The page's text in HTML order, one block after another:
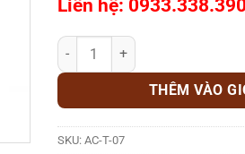
Liên hệ:
Máy trộn gia vị khô AC-TB-07 số
THÊM VÀO
SKU: AC-T-07